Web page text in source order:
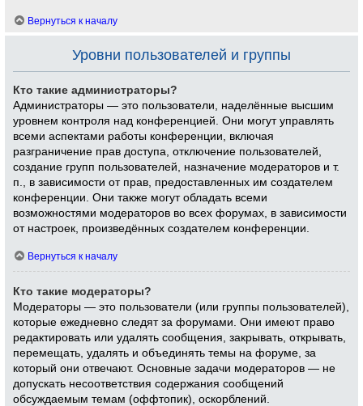
Вернуться к началу
Уровни пользователей и группы
Кто такие администраторы?
Администраторы — это пользователи, наделённые высшим
уровнем контроля над конференцией. Они могут управлять
всеми аспектами работы конференции, включая
разграничение прав доступа, отключение пользователей,
создание групп пользователей, назначение модераторов и т.
п., в зависимости от прав, предоставленных им создателем
конференции. Они также могут обладать всеми
возможностями модераторов во всех форумах, в зависимости
от настроек, произведённых создателем конференции.
Вернуться к началу
Кто такие модераторы?
Модераторы — это пользователи (или группы пользователей),
которые ежедневно следят за форумами. Они имеют право
редактировать или удалять сообщения, закрывать, открывать,
перемещать, удалять и объединять темы на форуме, за
который они отвечают. Основные задачи модераторов — не
допускать несоответствия содержания сообщений
обсуждаемым темам (оффтопик), оскорблений.